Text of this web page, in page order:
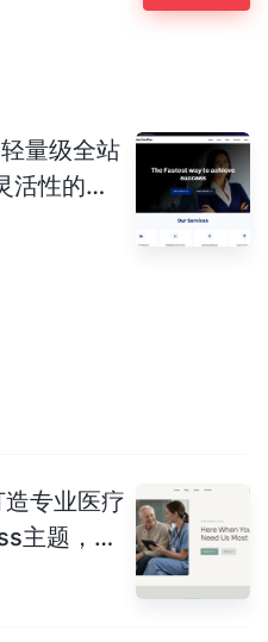
量级全站
活性的完
专业医疗
主题，让